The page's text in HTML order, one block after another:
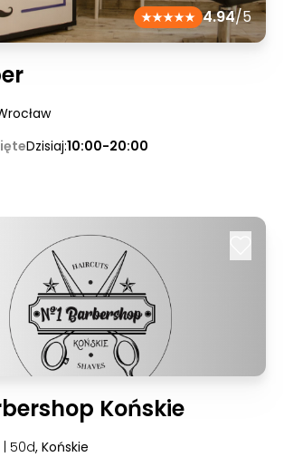
4.94/5
Dzisiaj:10:00-20:00
Końskie
| 50d, Końskie